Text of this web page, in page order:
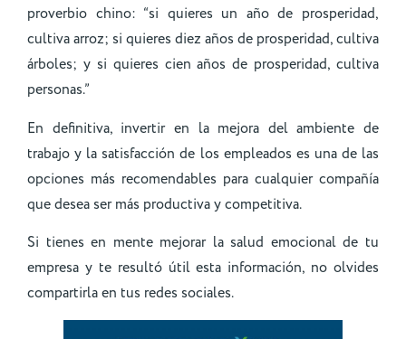
proverbio chino: “si quieres un año de prosperidad,
cultiva arroz; si quieres diez años de prosperidad, cultiva
árboles; y si quieres cien años de prosperidad, cultiva
personas.”
En definitiva, invertir en la mejora del ambiente de
trabajo y la satisfacción de los empleados es una de las
opciones más recomendables para cualquier compañía
que desea ser más productiva y competitiva.
Si tienes en mente mejorar la salud emocional de tu
empresa y te resultó útil esta información, no olvides
compartirla en tus redes sociales.